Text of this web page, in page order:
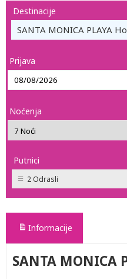
Destinacije
SANTA MONICA PLAYA
Prijava
Noćenja
Putnici
2 Odrasli
Informacije
SANTA MONICA